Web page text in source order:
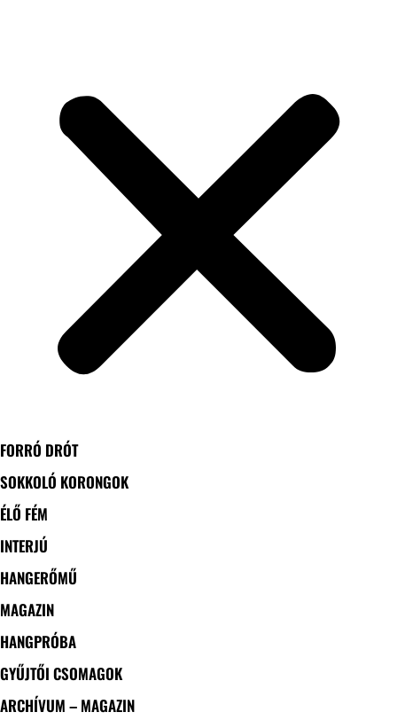
FORRÓ DRÓT
SOKKOLÓ KORONGOK
ÉLŐ FÉM
INTERJÚ
HANGERŐMŰ
MAGAZIN
HANGPRÓBA
GYŰJTŐI CSOMAGOK
ARCHÍVUM – MAGAZIN